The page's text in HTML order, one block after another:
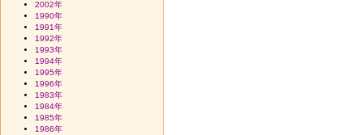
2002年
1990年
1991年
1992年
1993年
1994年
1995年
1996年
1983年
1984年
1985年
1986年